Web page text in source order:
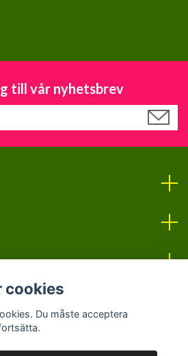
till vår nyhetsbrev
cookies
Du måste acceptera